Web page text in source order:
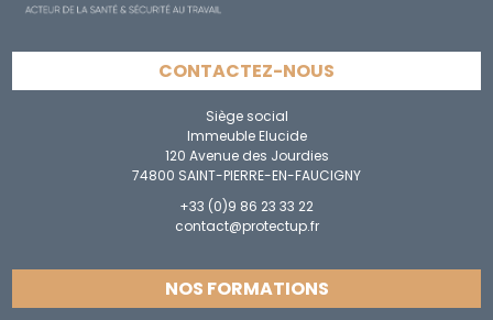
CONTACTEZ-NOUS
Siège social
Immeuble Elucide
120 Avenue des Jourdies
74800 SAINT-PIERRE-EN-FAUCIGNY
+33 (0)9 86 23 33 22
contact@protectup.fr
NOS FORMATIONS